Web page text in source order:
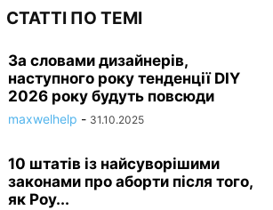
СТАТТІ ПО ТЕМІ
За словами дизайнерів,
наступного року тенденції DIY
2026 року будуть повсюди
maxwelhelp - 31.10.2025
10 штатів із найсуворішими
законами про аборти після того,
як Роу...